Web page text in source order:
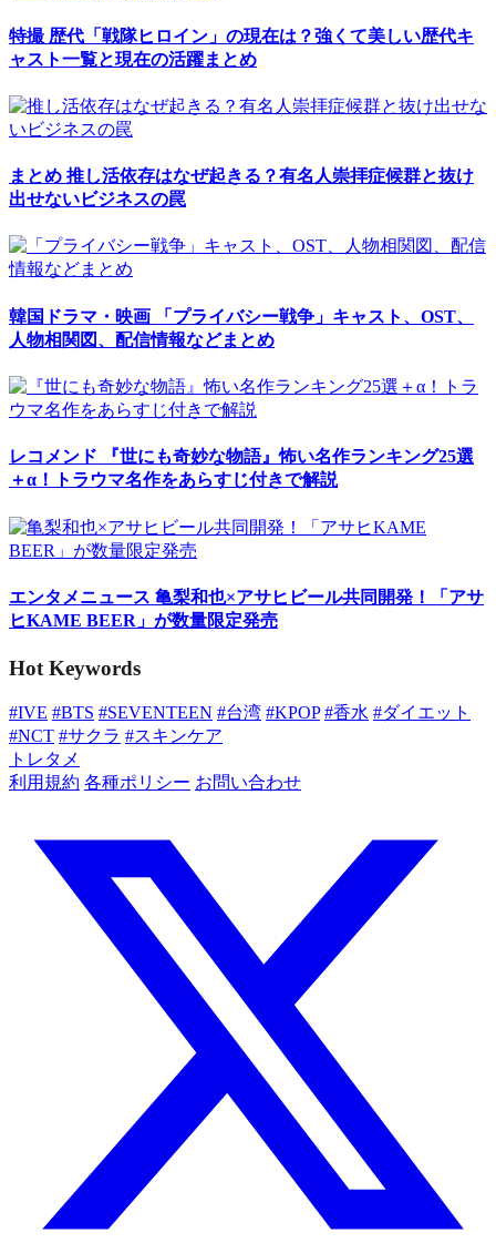
特撮 歴代「戦隊ヒロイン」の現在は？強くて美しい歴代キ
ャスト一覧と現在の活躍まとめ
まとめ 推し活依存はなぜ起きる？有名人崇拝症候群と抜け
出せないビジネスの罠
韓国ドラマ・映画 「プライバシー戦争」キャスト、OST、
人物相関図、配信情報などまとめ
レコメンド 『世にも奇妙な物語』怖い名作ランキング25選
＋α！トラウマ名作をあらすじ付きで解説
エンタメニュース 亀梨和也×アサヒビール共同開発！「アサ
ヒKAME BEER」が数量限定発売
Hot Keywords
#IVE #BTS #SEVENTEEN #台湾 #KPOP #香水 #ダイエット
#NCT #サクラ #スキンケア
トレタメ
利用規約 各種ポリシー お問い合わせ